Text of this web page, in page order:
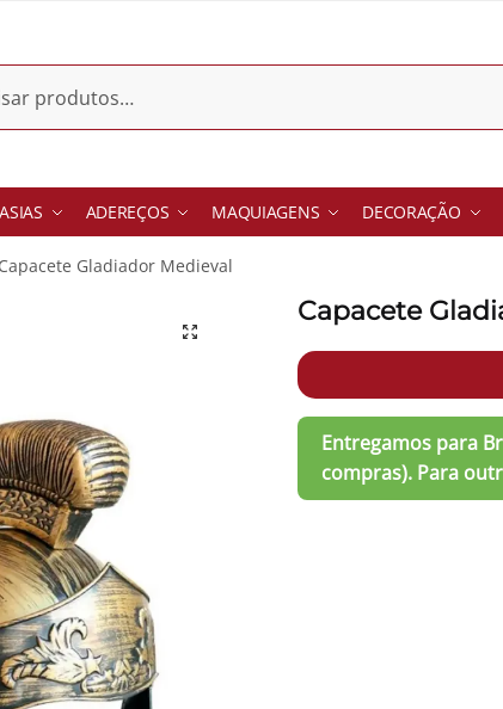
ADEREÇOS MAQUIAGENS DECORAÇÃO
Capacete Gladiador Medieval
Capacete